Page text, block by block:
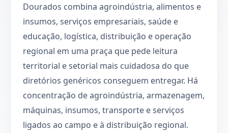
Dourados combina agroindústria, alimentos e
insumos, serviços empresariais, saúde e
educação, logística, distribuição e operação
regional em uma praça que pede leitura
territorial e setorial mais cuidadosa do que
diretórios genéricos conseguem entregar. Há
concentração de agroindústria, armazenagem,
máquinas, insumos, transporte e serviços
ligados ao campo e à distribuição regional.